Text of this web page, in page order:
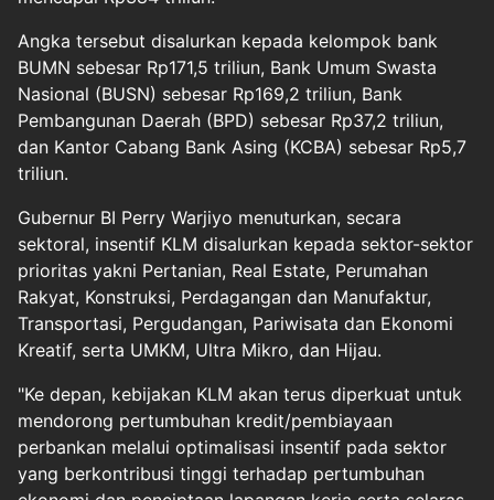
Angka tersebut disalurkan kepada kelompok bank
BUMN sebesar Rp171,5 triliun, Bank Umum Swasta
Nasional (BUSN) sebesar Rp169,2 triliun, Bank
Pembangunan Daerah (BPD) sebesar Rp37,2 triliun,
dan Kantor Cabang Bank Asing (KCBA) sebesar Rp5,7
triliun.
Gubernur BI Perry Warjiyo menuturkan, secara
sektoral, insentif KLM disalurkan kepada sektor-sektor
prioritas yakni Pertanian, Real Estate, Perumahan
Rakyat, Konstruksi, Perdagangan dan Manufaktur,
Transportasi, Pergudangan, Pariwisata dan Ekonomi
Kreatif, serta UMKM, Ultra Mikro, dan Hijau.
"Ke depan, kebijakan KLM akan terus diperkuat untuk
mendorong pertumbuhan kredit/pembiayaan
perbankan melalui optimalisasi insentif pada sektor
yang berkontribusi tinggi terhadap pertumbuhan